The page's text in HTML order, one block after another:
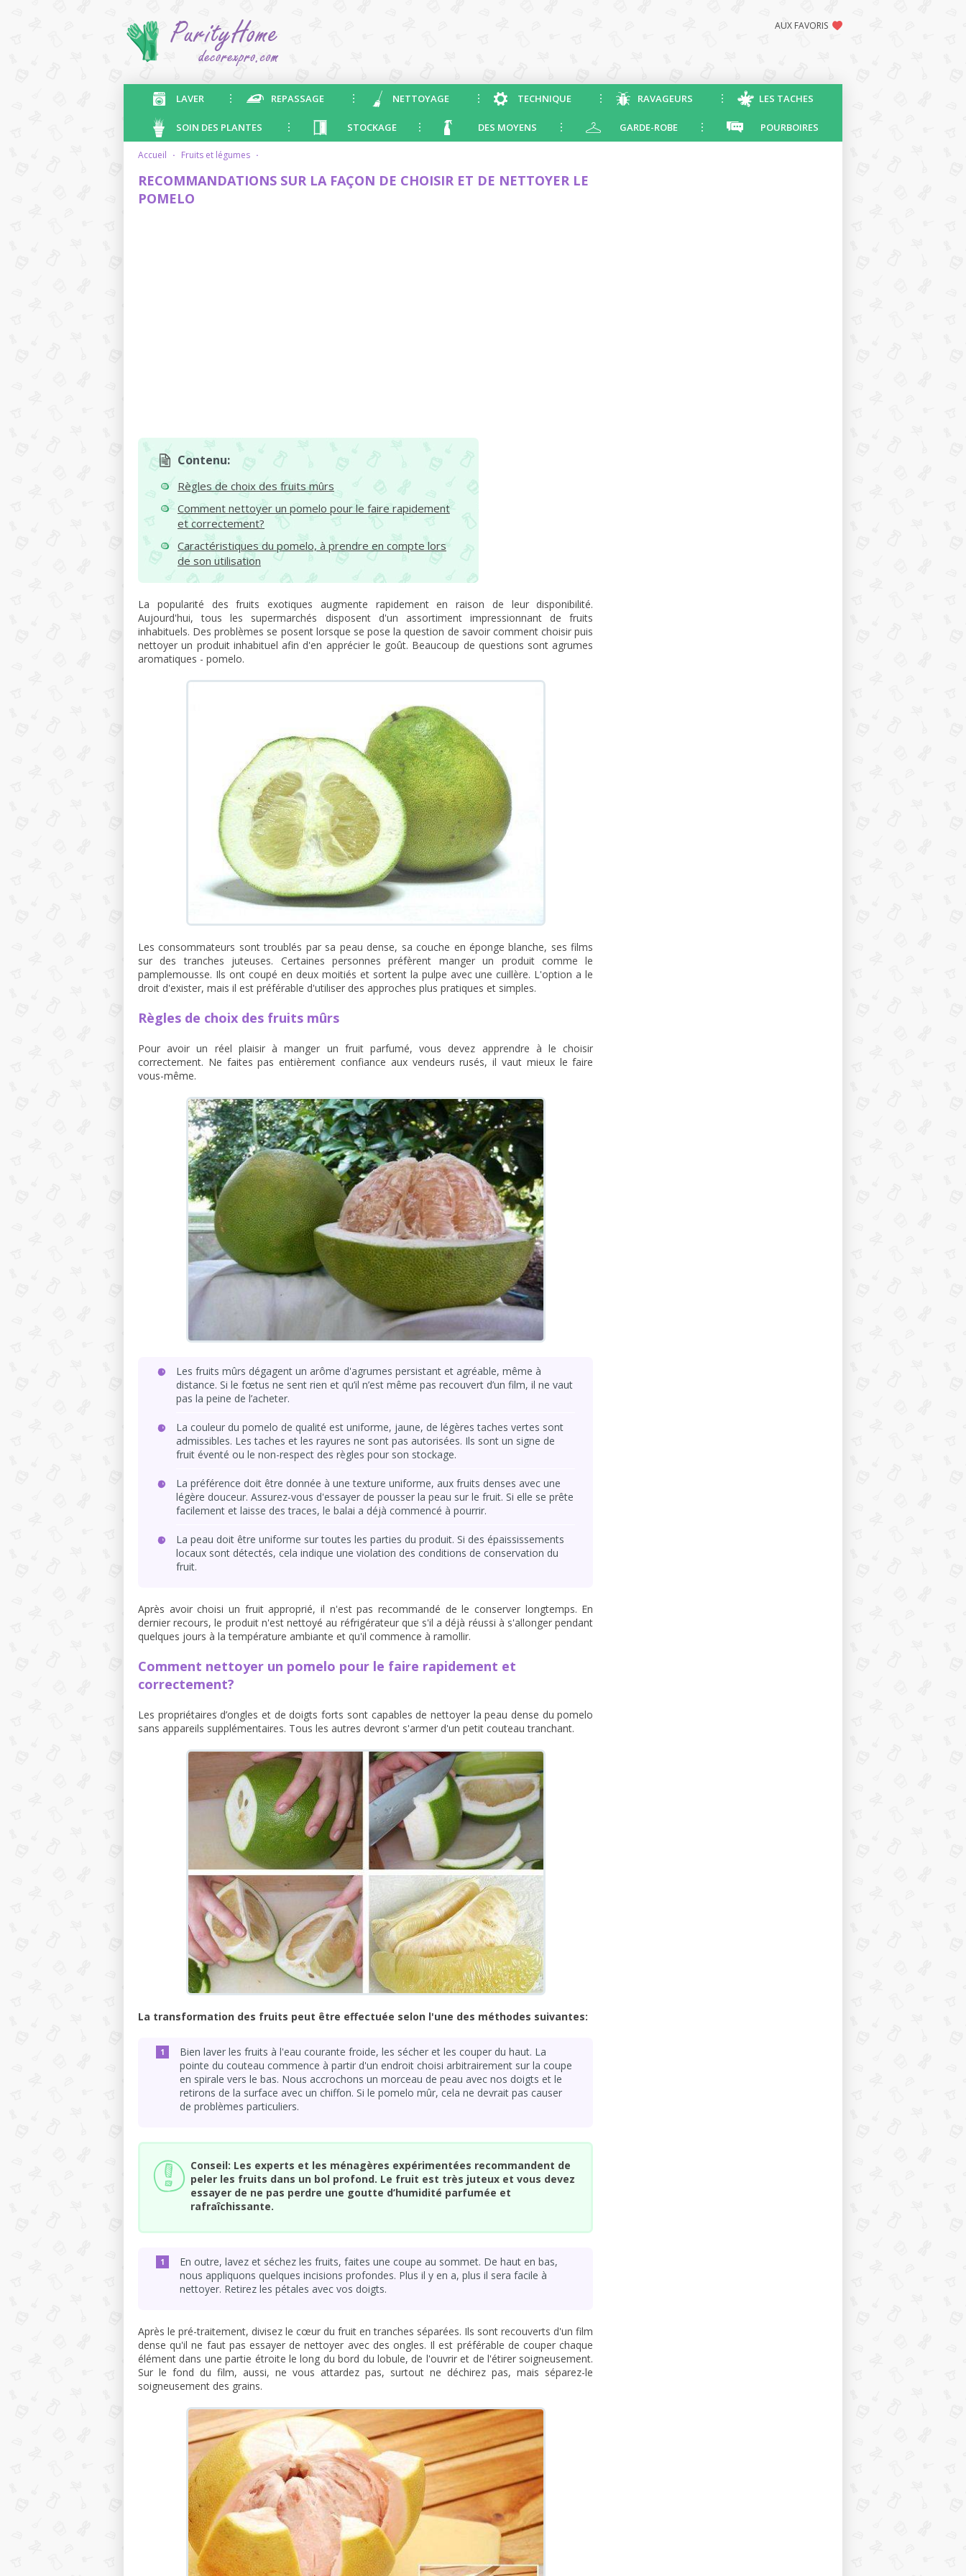
AUX FAVORIS
LAVER REPASSAGE NETTOYAGE TECHNIQUE RAVAGEURS LES TACHES
SOIN DES PLANTES STOCKAGE DES MOYENS GARDE-ROBE POURBOIRES
accueil · fruits et légumes ·
RECOMMANDATIONS SUR LA FAÇON DE CHOISIR ET DE NETTOYER LE
POMELO
Contenu:
Règles de choix des fruits mûrs
Comment nettoyer un pomelo pour le faire rapidement
et correctement?
Caractéristiques du pomelo, à prendre en compte lors
de son utilisation
La popularité des fruits exotiques augmente rapidement en raison de leur disponibilité.
Aujourd'hui, tous les supermarchés disposent d'un assortiment impressionnant de fruits
inhabituels. Des problèmes se posent lorsque se pose la question de savoir comment choisir puis
nettoyer un produit inhabituel afin d'en apprécier le goût. Beaucoup de questions sont agrumes
aromatiques - pomelo.
Les consommateurs sont troublés par sa peau dense, sa couche en éponge blanche, ses films
sur des tranches juteuses. Certaines personnes préfèrent manger un produit comme le
pamplemousse. Ils ont coupé en deux moitiés et sortent la pulpe avec une cuillère. L'option a le
droit d'exister, mais il est préférable d'utiliser des approches plus pratiques et simples.
Règles de choix des fruits mûrs
Pour avoir un réel plaisir à manger un fruit parfumé, vous devez apprendre à le choisir
correctement. Ne faites pas entièrement confiance aux vendeurs rusés, il vaut mieux le faire
vous-même.
Les fruits mûrs dégagent un arôme d'agrumes persistant et agréable, même à
distance. Si le fœtus ne sent rien et qu’il n’est même pas recouvert d’un film, il ne vaut
pas la peine de l’acheter.
La couleur du pomelo de qualité est uniforme, jaune, de légères taches vertes sont
admissibles. Les taches et les rayures ne sont pas autorisées. Ils sont un signe de
fruit éventé ou le non-respect des règles pour son stockage.
La préférence doit être donnée à une texture uniforme, aux fruits denses avec une
légère douceur. Assurez-vous d'essayer de pousser la peau sur le fruit. Si elle se prête
facilement et laisse des traces, le balai a déjà commencé à pourrir.
La peau doit être uniforme sur toutes les parties du produit. Si des épaississements
locaux sont détectés, cela indique une violation des conditions de conservation du
fruit.
Après avoir choisi un fruit approprié, il n'est pas recommandé de le conserver longtemps. En
dernier recours, le produit n'est nettoyé au réfrigérateur que s'il a déjà réussi à s'allonger pendant
quelques jours à la température ambiante et qu'il commence à ramollir.
Comment nettoyer un pomelo pour le faire rapidement et
correctement?
Les propriétaires d’ongles et de doigts forts sont capables de nettoyer la peau dense du pomelo
sans appareils supplémentaires. Tous les autres devront s'armer d'un petit couteau tranchant.
La transformation des fruits peut être effectuée selon l'une des méthodes suivantes:
Bien laver les fruits à l'eau courante froide, les sécher et les couper du haut. La
pointe du couteau commence à partir d'un endroit choisi arbitrairement sur la coupe
en spirale vers le bas. Nous accrochons un morceau de peau avec nos doigts et le
retirons de la surface avec un chiffon. Si le pomelo mûr, cela ne devrait pas causer
de problèmes particuliers.
Conseil: Les experts et les ménagères expérimentées recommandent de
peler les fruits dans un bol profond. Le fruit est très juteux et vous devez
essayer de ne pas perdre une goutte d’humidité parfumée et
rafraîchissante.
En outre, lavez et séchez les fruits, faites une coupe au sommet. De haut en bas,
nous appliquons quelques incisions profondes. Plus il y en a, plus il sera facile à
nettoyer. Retirez les pétales avec vos doigts.
Après le pré-traitement, divisez le cœur du fruit en tranches séparées. Ils sont recouverts d'un film
dense qu'il ne faut pas essayer de nettoyer avec des ongles. Il est préférable de couper chaque
élément dans une partie étroite le long du bord du lobule, de l'ouvrir et de l'étirer soigneusement.
Sur le fond du film, aussi, ne vous attardez pas, surtout ne déchirez pas, mais séparez-le
soigneusement des grains.